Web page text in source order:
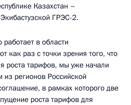
Казахстан –
ГРЭС-2.
в области
как раз с точки зрения того, что
роста тарифов, мы уже начали
из регионов Российской
в рамках которого две
роста тарифов для